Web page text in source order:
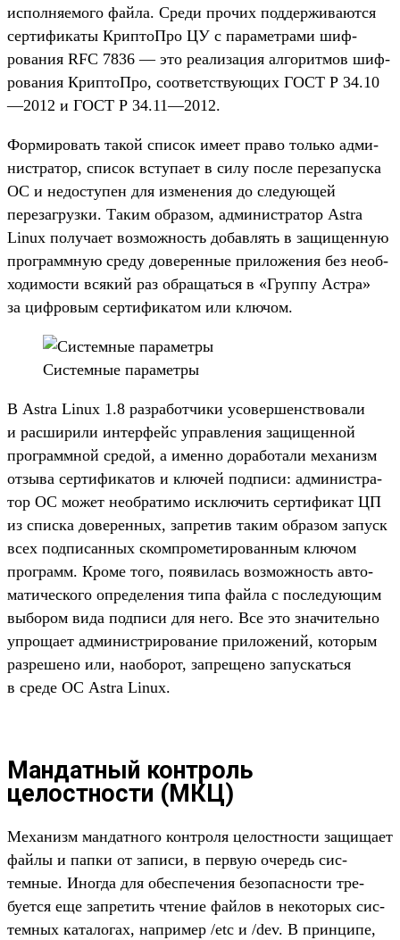
исполня­емо­го фай­ла. Сре­ди про­чих под­держи­вают­ся
сер­тифика­ты Крип­тоПро ЦУ с парамет­рами шиф­
рования RFC 7836 — это реали­зация алго­рит­мов шиф­
рования Крип­тоПро, соот­ветс­тву­ющих ГОСТ Р 34.10
—2012 и ГОСТ Р 34.11—2012.
Фор­мировать такой спи­сок име­ет пра­во толь­ко адми­
нис­тра­тор, спи­сок всту­пает в силу пос­ле переза­пус­ка
ОС и недос­тупен для изме­нения до сле­дующей
перезаг­рузки. Таким обра­зом, адми­нис­тра­тор Astra
Linux получа­ет воз­можность добав­лять в защищен­ную
прог­рам­мную сре­ду доверен­ные при­ложе­ния без необ­
ходимос­ти вся­кий раз обра­щать­ся в «Груп­пу Астра»
за циф­ровым сер­тифика­том или клю­чом.
Сис­темные парамет­ры
В Astra Linux 1.8 раз­работ­чики усо­вер­шенс­тво­вали
и рас­ширили интерфейс управле­ния защищен­ной
прог­рам­мной сре­дой, а имен­но дорабо­тали механизм
отзы­ва сер­тифика­тов и клю­чей под­писи: адми­нис­тра­
тор ОС может необ­ратимо исклю­чить сер­тификат ЦП
из спис­ка доверен­ных, зап­ретив таким обра­зом запуск
всех под­писан­ных ском­про­мети­рован­ным клю­чом
прог­рамм. Кро­ме того, появи­лась воз­можность авто­
мати­чес­кого опре­деле­ния типа фай­ла с пос­леду­ющим
выбором вида под­писи для него. Все это зна­читель­но
упро­щает адми­нис­три­рова­ние при­ложе­ний, которым
раз­решено или, наобо­рот, зап­рещено запус­кать­ся
в сре­де ОС Astra Linux.
Мандатный контроль
целостности (МКЦ)
Ме­ханизм ман­датно­го кон­тро­ля целос­тнос­ти защища­ет
фай­лы и пап­ки от записи, в пер­вую оче­редь сис­
темные. Иног­да для обес­печения безопас­ности тре­
бует­ся еще зап­ретить чте­ние фай­лов в некото­рых сис­
темных катало­гах, нап­ример /etc и /dev. В прин­ципе,